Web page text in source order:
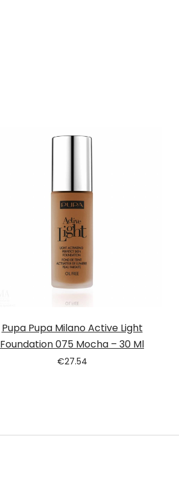
Pupa Pupa Milano Active Light
Foundation 075 Mocha – 30 Ml
€27.54